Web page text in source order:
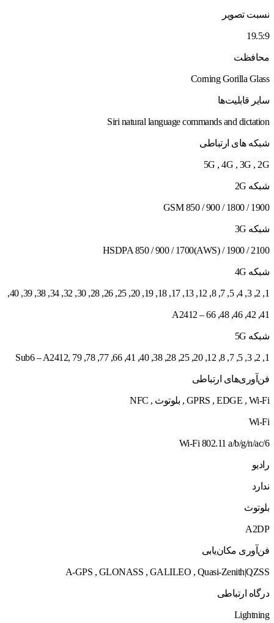
نسبت تصویر
19.5:9
محافظت
Corning Gorilla Glass
سایر قابلیت‌ها
Siri natural language commands and dictation
شبکه های ارتباطی
5G , 4G , 3G , 2G
شبکه 2G
GSM 850 / 900 / 1800 / 1900
شبکه 3G
HSDPA 850 / 900 / 1700(AWS) / 1900 / 2100
شبکه 4G
1, 2, 3, 4, 5, 7, 8, 12, 13, 17, 18, 19, 20, 25, 26, 28, 30, 32, 34, 38, 39, 40,
41, 42, 46, 48, 66 – A2412
شبکه 5G
1, 2, 3, 5, 7, 8, 12, 20, 25, 28, 38, 40, 41, 66, 77, 78, 79 ,Sub6 – A2412
فن‌آوری‌های ارتباطی
GPRS , EDGE , Wi-Fi , بلوتوث , NFC
Wi-Fi
Wi-Fi 802.11 a/b/g/n/ac/6
رادیو
ندارد
بلوتوث
A2DP
فن‌آوری مکان‌یابی
A-GPS , GLONASS , GALILEO , Quasi-Zenith|QZSS
درگاه ارتباطی
Lightning